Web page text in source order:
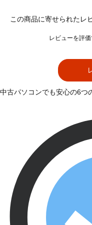
この商品に寄せられたレ
レビューを評
中古パソコンでも安心の6つ